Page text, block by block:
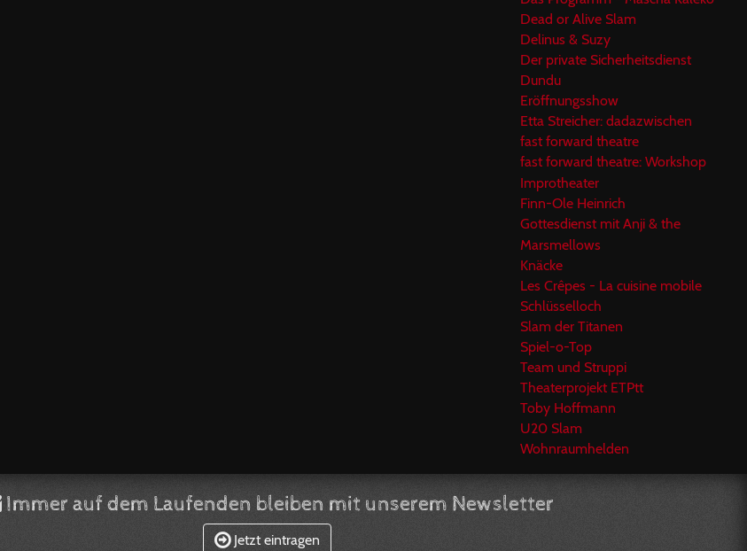
Dead or Alive Slam
Delinus & Suzy
Der private Sicherheitsdienst
Dundu
Eröffnungsshow
Etta Streicher: dadazwischen
fast forward theatre
fast forward theatre: Workshop
Improtheater
Finn-Ole Heinrich
Gottesdienst mit Anji & the
Marsmellows
Knäcke
Les Crêpes - La cuisine mobile
Schlüsselloch
Slam der Titanen
Spiel-o-Top
Team und Struppi
Theaterprojekt ETPtt
Toby Hoffmann
U20 Slam
Wohnraumhelden
Immer auf dem Laufenden bleiben mit unserem Newsletter
Jetzt eintragen